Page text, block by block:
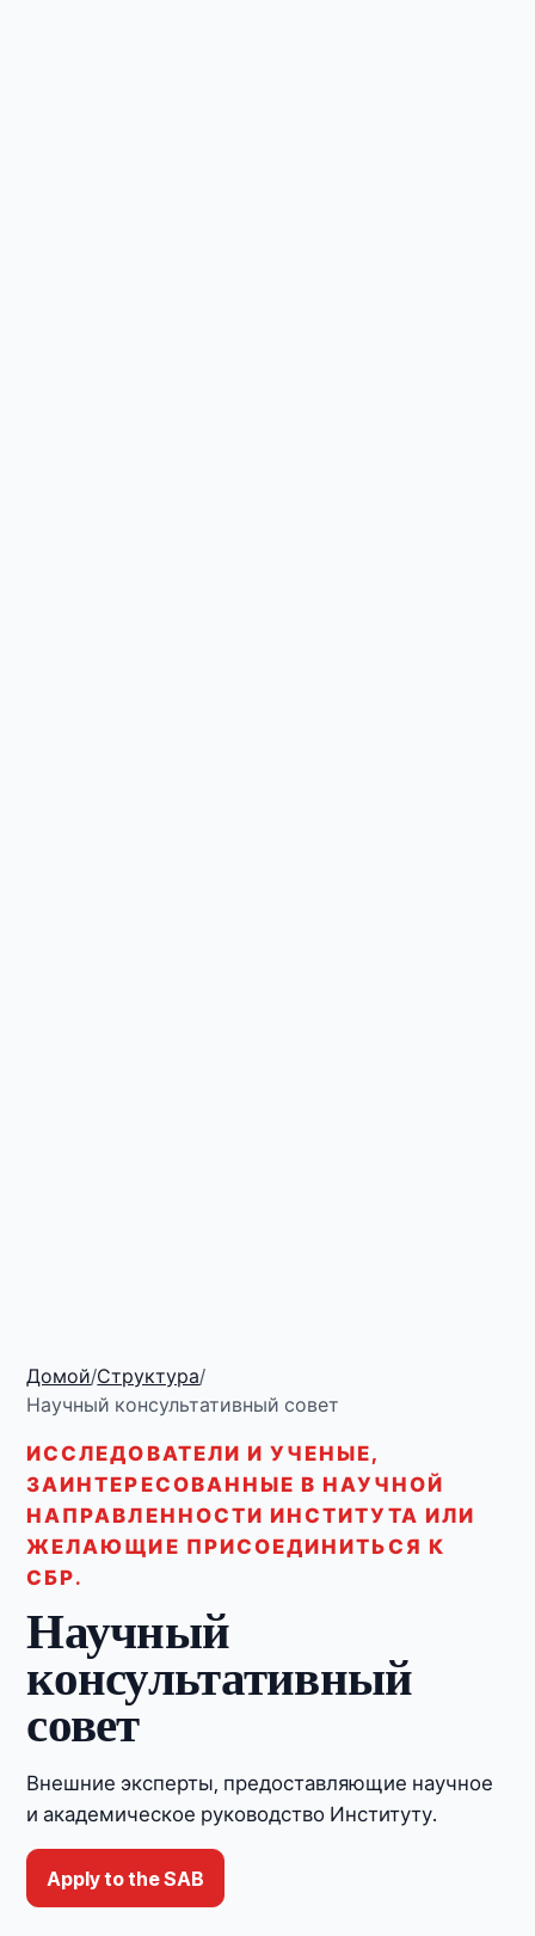
Домой/Структура/
Научный консультативный совет
ИССЛЕДОВАТЕЛИ И УЧЕНЫЕ,
ЗАИНТЕРЕСОВАННЫЕ В НАУЧНОЙ
НАПРАВЛЕННОСТИ ИНСТИТУТА ИЛИ
ЖЕЛАЮЩИЕ ПРИСОЕДИНИТЬСЯ К
СБР.
Научный
консультативный
совет
Внешние эксперты, предоставляющие научное
и академическое руководство Институту.
Apply to the SAB